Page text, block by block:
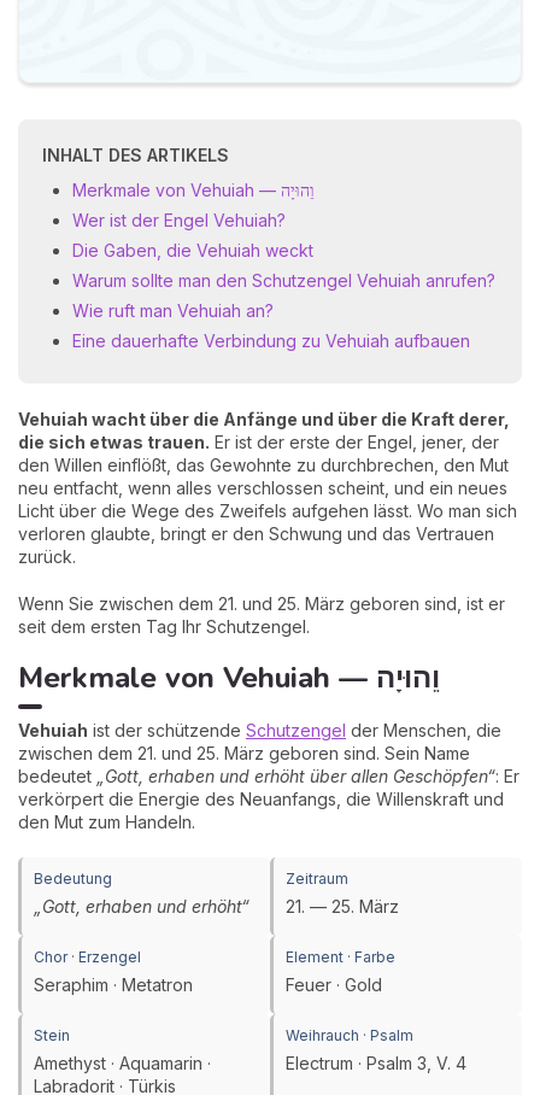
INHALT DES ARTIKELS
Merkmale von Vehuiah — וֵהוּיָה
Wer ist der Engel Vehuiah?
Die Gaben, die Vehuiah weckt
Warum sollte man den Schutzengel Vehuiah anrufen?
Wie ruft man Vehuiah an?
Eine dauerhafte Verbindung zu Vehuiah aufbauen
Vehuiah wacht über die Anfänge und über die Kraft derer,
die sich etwas trauen. Er ist der erste der Engel, jener, der
den Willen einflößt, das Gewohnte zu durchbrechen, den Mut
neu entfacht, wenn alles verschlossen scheint, und ein neues
Licht über die Wege des Zweifels aufgehen lässt. Wo man sich
verloren glaubte, bringt er den Schwung und das Vertrauen
zurück.
Wenn Sie zwischen dem 21. und 25. März geboren sind, ist er
seit dem ersten Tag Ihr Schutzengel.
Merkmale von Vehuiah — וֵהוּיָה
Vehuiah ist der schützende Schutzengel der Menschen, die
zwischen dem 21. und 25. März geboren sind. Sein Name
bedeutet
„Gott, erhaben und erhöht über allen Geschöpfen“: Er
verkörpert die Energie des Neuanfangs, die Willenskraft und
den Mut zum Handeln.
Bedeutung
„Gott, erhaben und erhöht“
Zeitraum
21. — 25. März
Chor · Erzengel
Seraphim · Metatron
Element · Farbe
Feuer · Gold
Stein
Amethyst · Aquamarin ·
Labradorit · Türkis
Weihrauch · Psalm
Electrum · Psalm 3, V. 4